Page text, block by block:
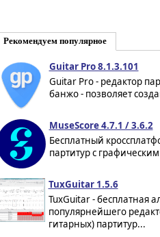
Рекомендуем популярное
Guitar Pro 8.1.3.101
Guitar Pro - редактор
банжо - позволяет
MuseScore 4.7.1 / 3.6.2
Бесплатный
партитур с
TuxGuitar 1.5.6
TuxGuitar - бесплатная
популярнейшего
гитарных) партитур...